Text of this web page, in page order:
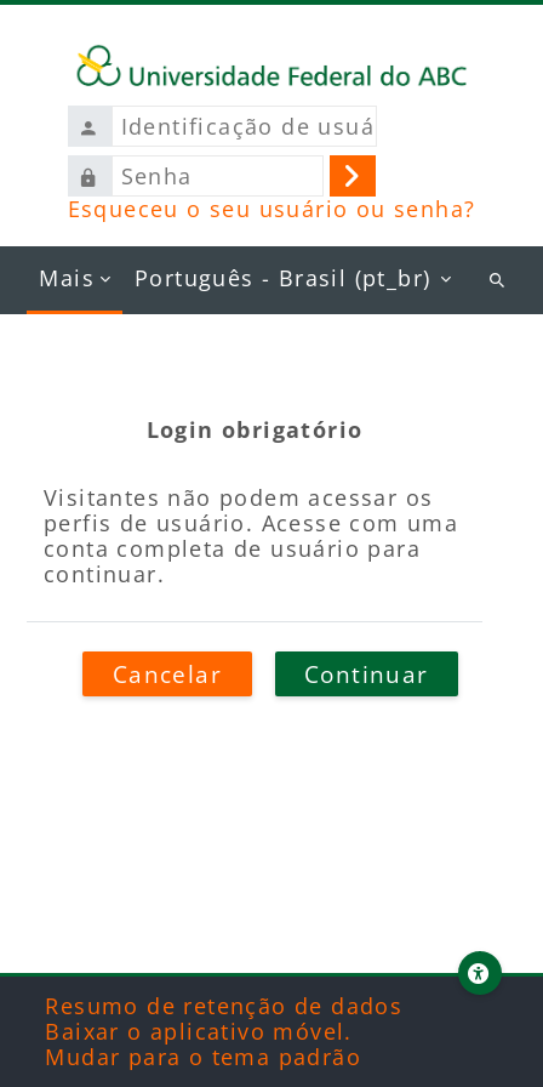
Ir para o conteúdo principal
Identificação
de
usuário
Senha
Acessar
Esqueceu o seu usuário ou senha?
Mais Português - Brasil ‎(pt_br)‎
Login obrigatório
Visitantes não podem acessar os
perfis de usuário. Acesse com uma
conta completa de usuário para
continuar.
Cancelar Continuar
Resumo de retenção de dados
Baixar o aplicativo móvel.
Mudar para o tema padrão